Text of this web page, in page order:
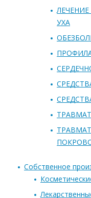
УХА
Собственное